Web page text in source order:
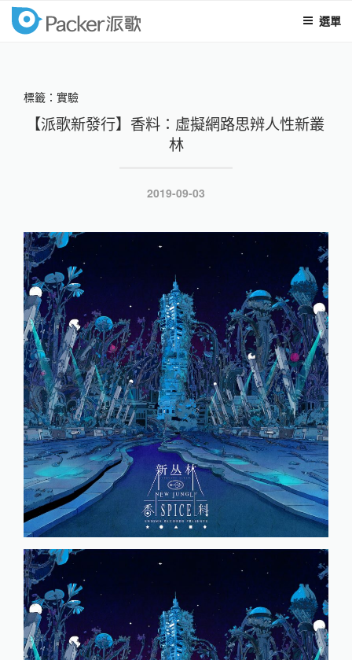
選單
packer
標籤：實驗
【派歌新發行】香料：虛擬網路思辨人性新叢
林
發
於
2019-09-03